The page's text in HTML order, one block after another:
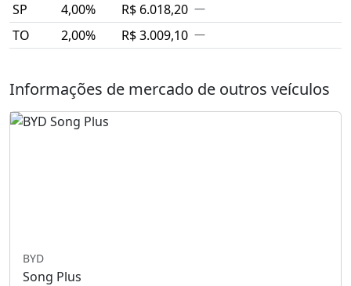
SP 4,00% R$ 6.018,20 —
TO 2,00% R$ 3.009,10 —
Informações de mercado de outros veículos
BYD
Song Plus